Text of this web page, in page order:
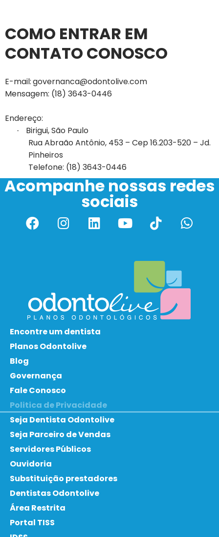
COMO ENTRAR EM
CONTATO CONOSCO
E-mail:governanca@odontolive.com
Mensagem: (18) 3643-0446
Endereço:
·
Birigui, São Paulo
Rua Abraão Antônio, 453 – Cep 16.203-520 – Jd.
Pinheiros
Telefone: (18) 3643-0446
Acompanhe nossas redes
sociais
Encontre um dentista
Planos Odontolive
Blog
Governança
Fale Conosco
Politica de Privacidade
Seja Dentista Odontolive
Seja Parceiro de Vendas
Servidores Públicos
Ouvidoria
Substituição prestadores
Dentistas Odontolive
Área Restrita
Portal TISS